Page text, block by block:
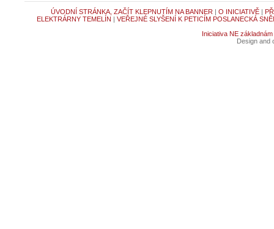
ÚVODNÍ STRÁNKA, ZAČÍT KLEPNUTÍM NA BANNER | O INICIATIVĚ|
ELEKTRÁRNY TEMELÍN | VEŘEJNÉ SLYŠENÍ K PETICÍM POSLANECKÁ
Iniciativa NE základnám
Design and